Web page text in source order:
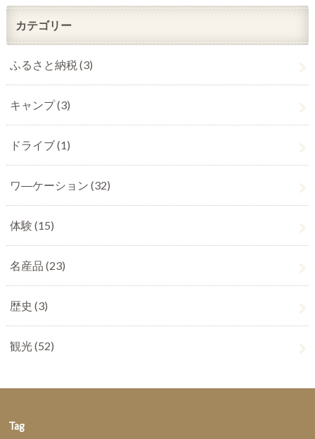
カテゴリー
ふるさと納税(3)
キャンプ(3)
ドライブ(1)
ワ―ケーション (32)
体験 (15)
名産品 (23)
歴史 (3)
観光(52)
Tag